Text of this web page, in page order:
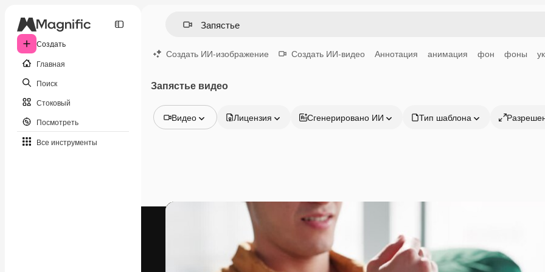
Создать
Главная
Поиск
Стоковый
Посмотреть
Все инструменты
Создать ИИ-изображение Создать ИИ-видео Аннотация анимация фон фоны
Запястье видео
Видео
Видео
Лицензия Сгенерировано ИИ Тип шаблона
Продукция Начать